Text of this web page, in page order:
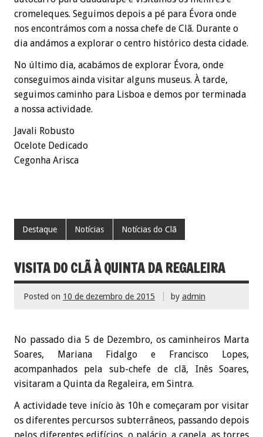
cromeleques. Seguimos depois a pé para Évora onde
nos encontrámos com a nossa chefe de Clã. Durante o
dia andámos a explorar o centro histórico desta cidade.
No último dia, acabámos de explorar Évora, onde
conseguimos ainda visitar alguns museus. À tarde,
seguimos caminho para Lisboa e demos por terminada
a nossa actividade.
Javali Robusto
Ocelote Dedicado
Cegonha Arisca
Destaque Notícias Notícias do Clã
VISITA DO CLÃ À QUINTA DA REGALEIRA
Posted on 10 de dezembro de 2015 by admin
No passado dia 5 de Dezembro, os caminheiros Marta
Soares, Mariana Fidalgo e Francisco Lopes,
acompanhados pela sub-chefe de clã, Inês Soares,
visitaram a Quinta da Regaleira, em Sintra.
A actividade teve início às 10h e começaram por visitar
os diferentes percursos subterrâneos, passando depois